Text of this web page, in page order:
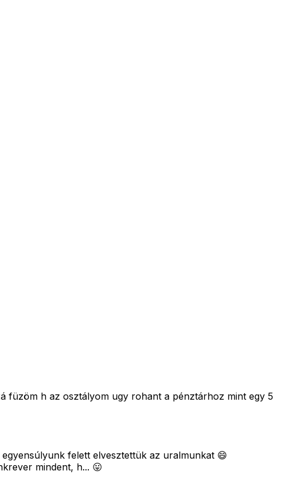
füzöm h az osztályom ugy rohant a pénztárhoz mint egy 5
felett elvesztettük az uralmunkat 😄
mindent, h... 😛